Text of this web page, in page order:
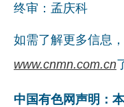
终审：孟庆科
如需了解更多信息
www.cnmn.com.cn
中国有色网声明：